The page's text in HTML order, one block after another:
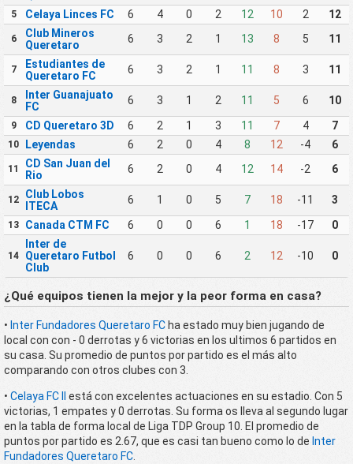
5 Celaya Linces FC 6 4 0 2 12 10 2 12
6
Club Mineros
Queretaro
6 3 2 1 13 8 5 11
7
Estudiantes de
Queretaro FC
6 3 2 1 11 8 3 11
8
Inter Guanajuato
FC
6 3 1 2 11 5 6 10
9 CD Queretaro 3D 6 2 1 3 11 7 4 7
10 Leyendas 6 2 0 4 8 12 -4 6
11
CD San Juan del
Rio
6 2 0 4 12 14 -2 6
12
Club Lobos
ITECA
6 1 0 5 7 18 -11 3
13 Canada CTM FC 6 0 0 6 1 18 -17 0
14
Inter de
Queretaro Futbol
Club
6 0 0 6 2 12 -10 0
¿Qué equipos tienen la mejor y la peor forma en casa?
• Inter Fundadores Queretaro FC ha estado muy bien jugando de
local con con - 0 derrotas y 6 victorias en los ultimos 6 partidos en
su casa. Su promedio de puntos por partido es el más alto
comparando con otros clubes con 3.
• Celaya FC II
está con excelentes actuaciones en su estadio. Con 5
victorias, 1 empates y 0 derrotas. Su forma os lleva al segundo lugar
en la tabla de forma local de Liga TDP Group 10. El promedio de
puntos por partido es 2.67, que es casi tan bueno como lo de Inter
Fundadores Queretaro FC.